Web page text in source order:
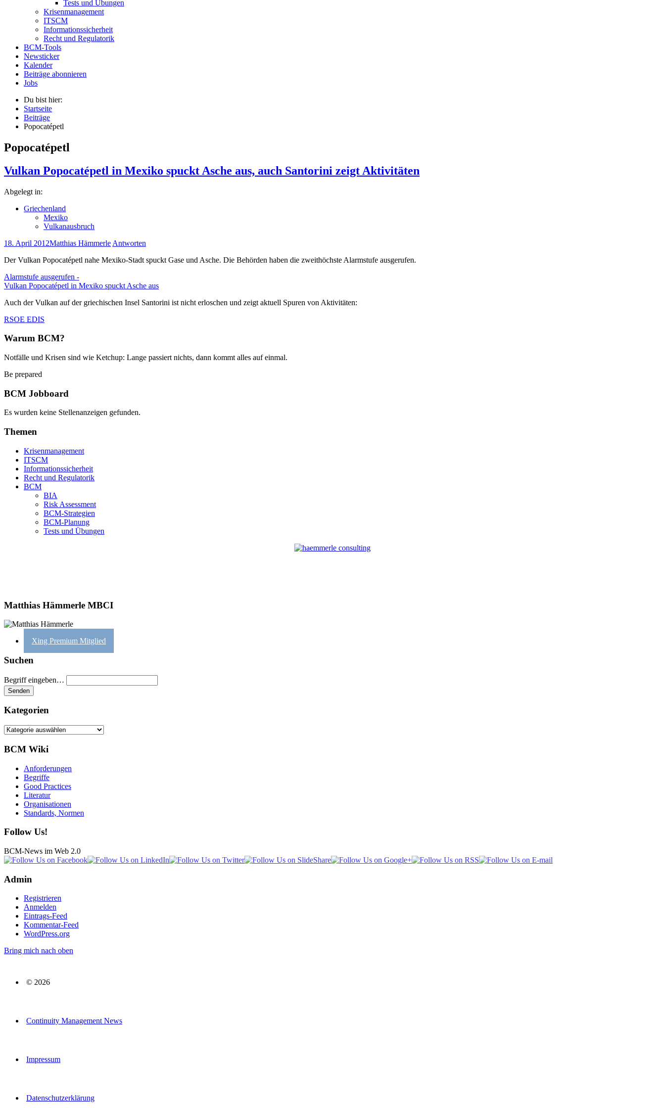
Tests und Übungen
Krisenmanagement
ITSCM
Informationssicherheit
Recht und Regulatorik
BCM-Tools
Newsticker
Kalender
Beiträge abonnieren
Jobs
Du bist hier:
Startseite
Beiträge
Popocatépetl
Popocatépetl
Vulkan Popocatépetl in Mexiko spuckt Asche aus, auch Santorini zeigt Aktivitäten
Abgelegt in:
Griechenland
Mexiko
Vulkanausbruch
18. April 2012Matthias Hämmerle Antworten
Der Vulkan Popocatépetl nahe Mexiko-Stadt spuckt Gase und Asche. Die Behörden haben die zweithöchste Alarmstufe ausgerufen.
Alarmstufe ausgerufen -
Vulkan Popocatépetl in Mexiko spuckt Asche aus
Auch der Vulkan auf der griechischen Insel Santorini ist nicht erloschen und zeigt aktuell Spuren von Aktivitäten:
RSOE EDIS
Warum BCM?
Notfälle und Krisen sind wie Ketchup: Lange passiert nichts, dann kommt alles auf einmal.
Be prepared
BCM Jobboard
Es wurden keine Stellenanzeigen gefunden.
Themen
Krisenmanagement
ITSCM
Informationssicherheit
Recht und Regulatorik
BCM
BIA
Risk Assessment
BCM-Strategien
BCM-Planung
Tests und Übungen
Matthias Hämmerle MBCI
Xing Premium Mitglied
Suchen
Begriff eingeben…
Kategorien
Kategorien
BCM Wiki
Anforderungen
Begriffe
Good Practices
Literatur
Organisationen
Standards, Normen
Follow Us!
BCM-News im Web 2.0
Admin
Registrieren
Anmelden
Eintrags-Feed
Kommentar-Feed
WordPress.org
Bring mich nach oben
© 2026
Continuity Management News
Impressum
Datenschutzerklärung